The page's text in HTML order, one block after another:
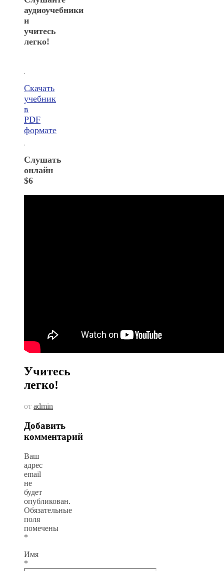
аудиоучебники
и
учитесь
легко!
Скачать
учебник
в
PDF
формате
Слушать
онлайн
$6
Учитесь
легко!
от admin
Добавить
комментарий
Ваш
адрес
email
не
будет
опубликован.
Обязательные
поля
помечены
*
Имя
*